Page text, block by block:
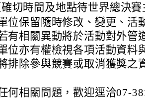
確切時間及地點待世界總決
位保留隨時修改、變更、活
有相關異動將於活動對外管
位亦有權檢視各項活動資料
排除參與競賽或取消獲獎之
何相關問題，歡迎逕洽07-